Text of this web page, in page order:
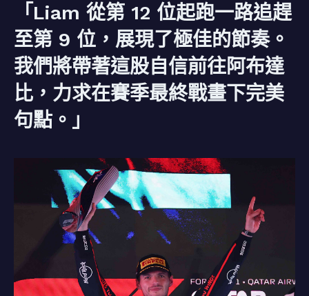
「Liam 從第 12 位起跑一路追趕
至第 9 位，展現了極佳的節奏。
我們將帶著這股自信前往阿布達
比，力求在賽季最終戰畫下完美
句點。」